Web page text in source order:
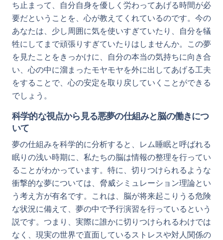
ち止まって、自分自身を優しく労わってあげる時間が必
要だということを、心が教えてくれているのです。今の
あなたは、少し周囲に気を使いすぎていたり、自分を犠
牲にしてまで頑張りすぎていたりはしませんか。この夢
を見たことをきっかけに、自分の本当の気持ちに向き合
い、心の中に溜まったモヤモヤを外に出してあげる工夫
をすることで、心の安定を取り戻していくことができる
でしょう。
科学的な視点から見る悪夢の仕組みと脳の働きにつ
いて
夢の仕組みを科学的に分析すると、レム睡眠と呼ばれる
眠りの浅い時期に、私たちの脳は情報の整理を行ってい
ることがわかっています。特に、切りつけられるような
衝撃的な夢については、脅威シミュレーション理論とい
う考え方が有名です。これは、脳が将来起こりうる危険
な状況に備えて、夢の中で予行演習を行っているという
説です。つまり、実際に誰かに切りつけられるわけでは
なく、現実の世界で直面しているストレスや対人関係の